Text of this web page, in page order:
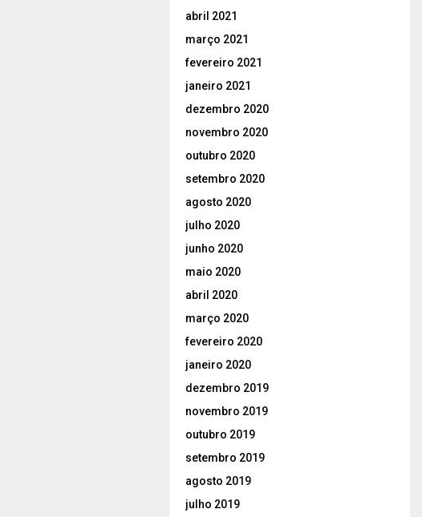
abril 2021
março 2021
fevereiro 2021
janeiro 2021
dezembro 2020
novembro 2020
outubro 2020
setembro 2020
agosto 2020
julho 2020
junho 2020
maio 2020
abril 2020
março 2020
fevereiro 2020
janeiro 2020
dezembro 2019
novembro 2019
outubro 2019
setembro 2019
agosto 2019
julho 2019